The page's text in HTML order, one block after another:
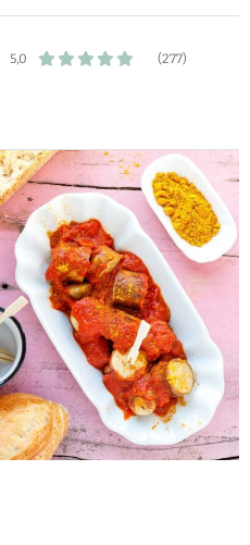
5,0 (277)